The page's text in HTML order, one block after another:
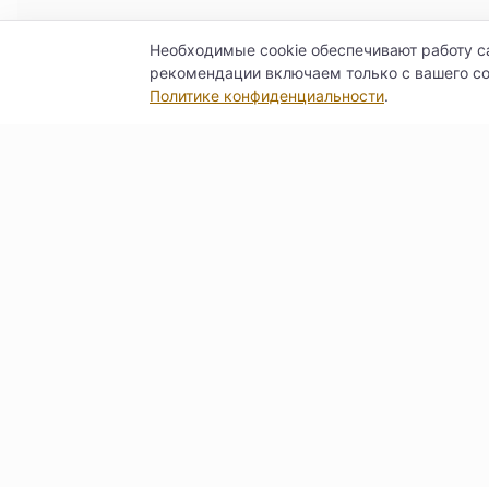
Необходимые cookie обеспечивают работу
рекомендации включаем только с вашего
Политике конфиденциальности.